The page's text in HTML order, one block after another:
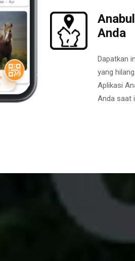
Anda
Dapatkan
yang
Aplikasi
Anda saat